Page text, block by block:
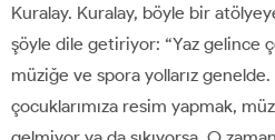
Kuralay. Kuralay, böyle bir
şöyle dile getiriyor: “Yaz gelince
müziğe ve spora yollarız
çocuklarımıza resim yapmak,